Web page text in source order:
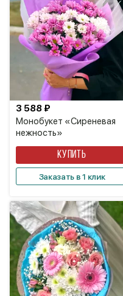
Монобукет «Сиреневая
нежность»
3 588 ₽
КУПИТЬ
Заказать в 1 клик